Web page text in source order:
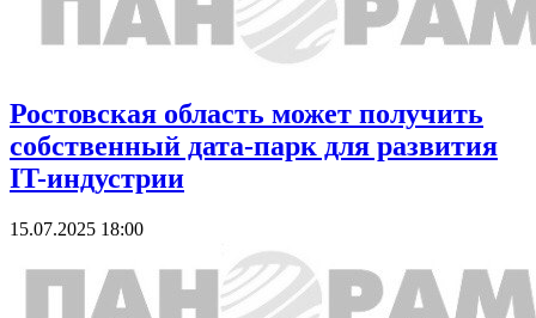
Ростовская область может получить
собственный дата-парк для развития
IT-индустрии
15.07.2025 18:00